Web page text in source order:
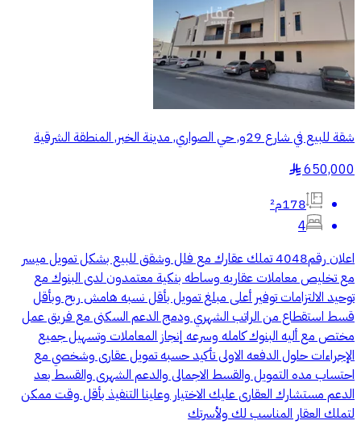
شقة للبيع في شارع 29و, حي الصواري, مدينة الخبر, المنطقة الشرقية
650,000
§
178م²
4
اعلان رقم4048 تملك عقارك مع فلل وشقق للبيع بشكل تمويل ميسر
مع تخليص معاملات عقاريه وساطه بنكية معتمدون لدى البنوك مع
توحيد الالتزامات توفير أعلى مبلغ تمويل بأقل نسبه هامش ربح وبأقل
قسط استقطاع من الراتب الشهري ودمج الدعم السكنى مع فريق عمل
مختص مع أليه البنوك كامله وسرعه إنجاز المعاملات وتسهيل جميع
الإجراءات حلول الدفعه الاولى تأكيد حسبه تمويل عقارى وشخصي مع
احتساب مده التمويل والقسط الاجمالى والدعم الشهرى والقسط بعد
الدعم مستشارك العقارى عليك الاختيار وعلينا التنفيذ بأقل وقت ممكن
لتملك العقار المناسب لك ولأسرتك